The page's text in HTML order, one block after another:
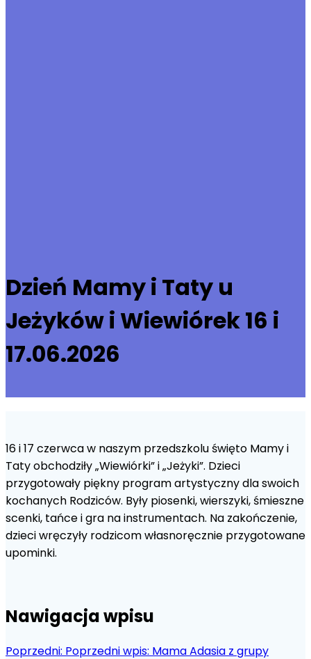
Dzień Mamy i Taty u
Jeżyków i Wiewiórek 16 i
17.06.2026
16 i 17 czerwca w naszym przedszkolu święto Mamy i
Taty obchodziły „Wiewiórki” i „Jeżyki”. Dzieci
przygotowały piękny program artystyczny dla swoich
kochanych Rodziców. Były piosenki, wierszyki, śmieszne
scenki, tańce i gra na instrumentach. Na zakończenie,
dzieci wręczyły rodzicom własnoręcznie przygotowane
upominki.
Nawigacja wpisu
Poprzedni: Poprzedni wpis: Mama Adasia z grupy